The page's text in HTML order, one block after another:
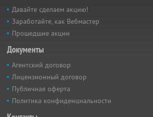
Давайте сделаем акцию!
Заработайте, как Вебмастер
Прошедшие акции
Документы
Агентский договор
Лицензионный договор
Публичная оферта
Политика конфиденциальности